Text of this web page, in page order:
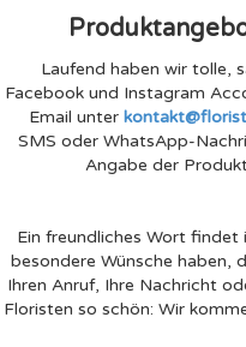
Laufend haben wir tolle,
Facebook und Instagram
Email unter
SMS oder WhatsApp-
Angabe der
Ein freundliches Wort findet
besondere Wünsche haben,
Ihren Anruf, Ihre Nachricht
Floristen so schön: Wir